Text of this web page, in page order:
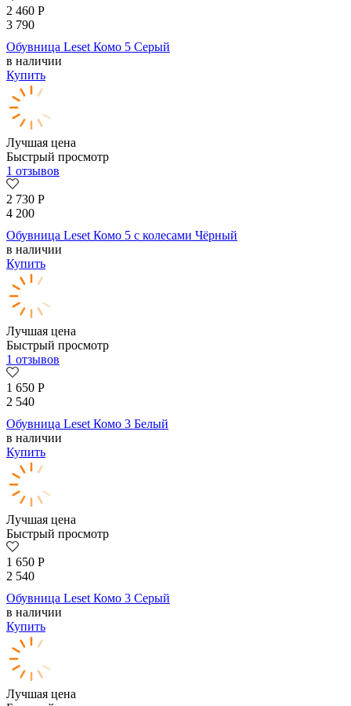
2 460 Р
3 790
Обувница Leset Комо 5 Серый
в наличии
Купить
Лучшая цена
Быстрый просмотр
1 отзывов
2 730 Р
4 200
Обувница Leset Комо 5 с колесами Чёрный
в наличии
Купить
Лучшая цена
Быстрый просмотр
1 отзывов
1 650 Р
2 540
Обувница Leset Комо 3 Белый
в наличии
Купить
Лучшая цена
Быстрый просмотр
1 650 Р
2 540
Обувница Leset Комо 3 Серый
в наличии
Купить
Лучшая цена